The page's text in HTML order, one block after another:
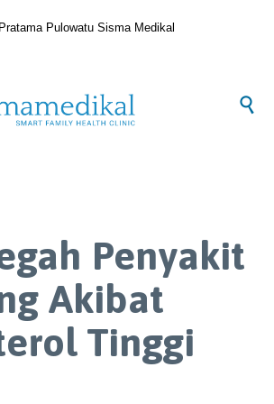
Pulowatu Sisma Medikal

Penyakit
Akibat
Tinggi